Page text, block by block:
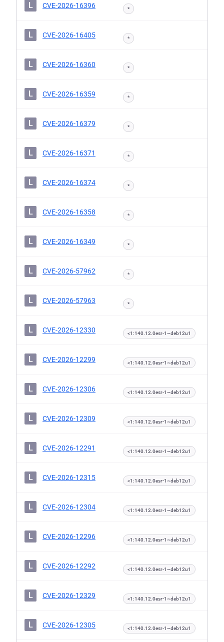
L CVE-2026-16396 *
L CVE-2026-16405 *
L CVE-2026-16360 *
L CVE-2026-16359 *
L CVE-2026-16379 *
L CVE-2026-16371 *
L CVE-2026-16374 *
L CVE-2026-16358 *
L CVE-2026-16349 *
L CVE-2026-57962 *
L CVE-2026-57963 *
L CVE-2026-12330 <1:140.12.0esr-1~deb12u1
L CVE-2026-12299 <1:140.12.0esr-1~deb12u1
L CVE-2026-12306 <1:140.12.0esr-1~deb12u1
L CVE-2026-12309 <1:140.12.0esr-1~deb12u1
L CVE-2026-12291 <1:140.12.0esr-1~deb12u1
L CVE-2026-12315 <1:140.12.0esr-1~deb12u1
L CVE-2026-12304 <1:140.12.0esr-1~deb12u1
L CVE-2026-12296 <1:140.12.0esr-1~deb12u1
L CVE-2026-12292 <1:140.12.0esr-1~deb12u1
L CVE-2026-12329 <1:140.12.0esr-1~deb12u1
L CVE-2026-12305 <1:140.12.0esr-1~deb12u1